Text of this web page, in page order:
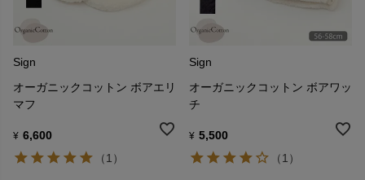
Sign
オーガニックコットン ボアエリ
マフ
¥ 6,600
（1）
Sign
オーガニックコットン ボアワッ
チ
¥ 5,500
（1）